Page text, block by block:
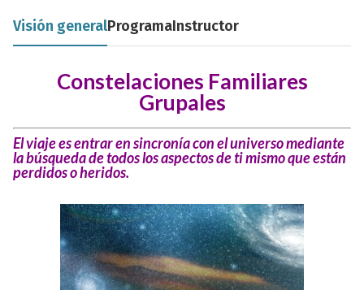
Visión generalProgramaInstructor
Constelaciones Familiares
Grupales
El viaje es entrar en sincronía con el universo mediante
la búsqueda detodos los aspectos de ti mismo que están
perdidos o heridos.